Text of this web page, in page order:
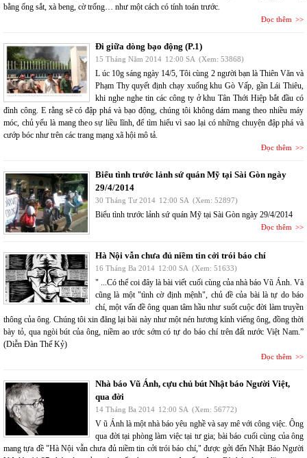
bằng ống sắt, xà beng, cờ trống… như một cách có tính toán trước.
Đọc thêm
Đi giữa dòng bạo động (P.1)
15 Tháng Năm 2014 12:00 SA (Xem: 53868)
L úc 10g sáng ngày 14/5, Tôi cùng 2 người bạn là Thiên Văn và
Phạm Thy quyết định chạy xuống khu Gò Vấp, gần Lái Thiêu,
khi nghe nghe tin các công ty ở khu Tân Thới Hiệp bắt đầu có
đình công. E rằng sẽ có đập phá và bạo động, chúng tôi không dám mang theo nhiều máy
móc, chủ yếu là mang theo sự liều lĩnh, để tìm hiểu vì sao lại có những chuyện đập phá và
cướp bóc như trên các trang mạng xã hội mô tả.
Đọc thêm
Biểu tình trước lảnh sứ quán Mỹ tại Sài Gòn ngày
29/4/2014
30 Tháng Tư 2014 12:00 SA (Xem: 52897)
Biểu tình trước lảnh sứ quán Mỹ tại Sài Gòn ngày 29/4/2014
Đọc thêm
Hà Nội vẫn chưa đủ niềm tin cởi trói báo chí
16 Tháng Ba 2014 12:00 SA (Xem: 51633)
" ...Có thể coi đây là bài viết cuối cùng của nhà báo Vũ Ánh. Và
cũng là một "tình cờ định mệnh", chủ đề của bài là tự do báo
chí, một vấn đề ông quan tâm hầu như suốt cuộc đời làm truyền
thông của ông. Chúng tôi xin đăng lại bài này như một nén hương kính viếng ông, đồng thời
bày tỏ, qua ngòi bút của ông, niềm ao ước sớm có tự do báo chí trên đất nước Việt Nam.”
(Diễn Đàn Thế Kỷ)
Đọc thêm
Nhà báo Vũ Ánh, cựu chủ bút Nhật báo Người Việt,
qua đời
14 Tháng Ba 2014 12:00 SA (Xem: 56772)
V ũ Ánh là một nhà báo yêu nghề và say mê với công việc. Ông
qua đời tại phòng làm việc tại tư gia; bài báo cuối cùng của ông
mang tựa đề "Hà Nội vẫn chưa đủ niềm tin cởi trói báo chí," được gởi đến Nhật Báo Người